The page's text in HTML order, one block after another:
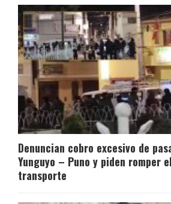
Denuncian cobro excesivo de
Yunguyo – Puno y piden romper
transporte